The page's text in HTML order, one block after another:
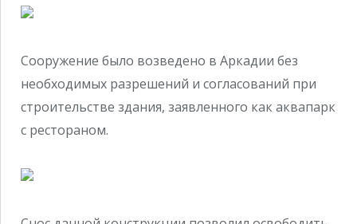
Сооружение было возведено в Аркадии без
необходимых разрешений и согласований при
строительстве здания, заявленного как аквапарк
с рестораном.